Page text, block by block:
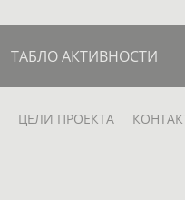
ТАБЛО АКТИВНОСТИ
ЦЕЛИ ПРОЕКТА